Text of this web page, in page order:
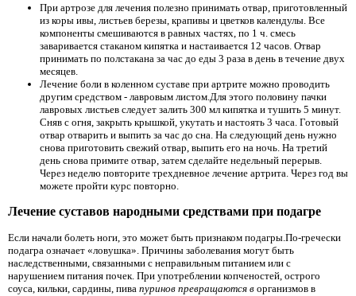
При артрозе для лечения полезно принимать отвар, приготовленный
из коры ивы, листьев березы, крапивы и цветков календулы. Все
компоненты смешиваются в равных частях, по 1 ч. смесь
заваривается стаканом кипятка и настаивается 12 часов. Отвар
принимать по полстакана за час до еды 3 раза в день в течение двух
месяцев.
Лечение боли в коленном суставе при артрите можно проводить
другим средством - лавровым листом.Для этого половину пачки
лавровых листьев следует залить 300 мл кипятка и тушить 5 минут.
Сняв с огня, закрыть крышкой, укутать и настоять 3 часа. Готовый
отвар отварить и выпить за час до сна. На следующий день нужно
снова приготовить свежий отвар, выпить его на ночь. На третий
день снова примите отвар, затем сделайте недельный перерыв.
Через неделю повторите трехдневное лечение артрита. Через год вы
можете пройти курс повторно.
Лечение суставов народными средствами при подагре
Если начали болеть ноги, это может быть признаком подагры.По-гречески
подагра означает «ловушка». Причины заболевания могут быть
наследственными, связанными с неправильным питанием или с
нарушением питания почек. При употреблении копченостей, острого
соуса, кильки, сардины, пива пуринов превращаются в организмов в